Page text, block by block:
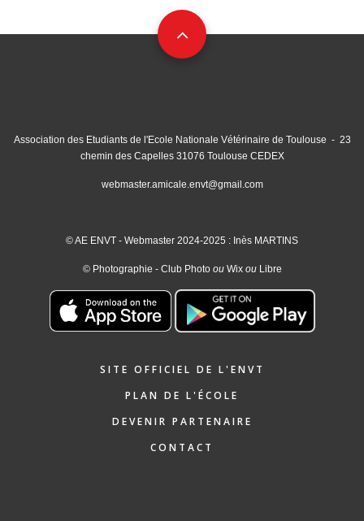
Association des Etudiants de l'Ecole Nationale Vétérinaire de Toulouse - 23
chemin des Capelles 31076 Toulouse CEDEX
webmaster.amicale.envt@gmail.com
© AE ENVT - Webmaster 2024-2025 : Inès MARTINS
© Photographie - Club Photo ouWix ou Libre
SITE OFFICIEL DE L'ENVT
PLAN DE L'ÉCOLE
DEVENIR PARTENAIRE
CONTACT